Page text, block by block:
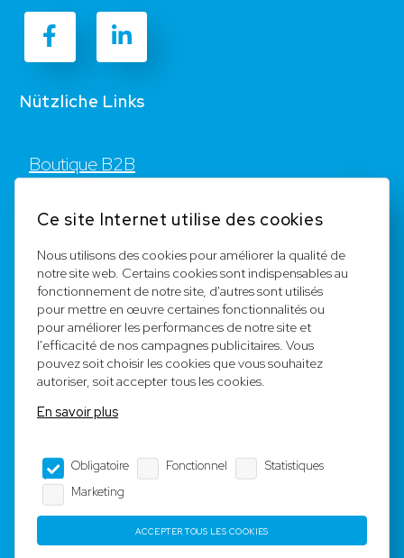
Nützliche Links
Boutique B2B
S'enregister
Équipe
Mentions légales
Mentions légales
Confidentialité
Ce site Internet utilise des cookies
Nous utilisons des cookies pour améliorer la qualité de
notre site web. Certains cookies sont indispensables au
fonctionnement de notre site, d'autres sont utilisés
pour mettre en œuvre certaines fonctionnalités ou
pour améliorer les performances de notre site et
l'efficacité de nos campagnes publicitaires. Vous
pouvez soit choisir les cookies que vous souhaitez
autoriser, soit accepter tous les cookies.
En savoir plus
Obligatoire Fonctionnel
Statistiques
Marketing
ACCEPTER TOUS LES COOKIES